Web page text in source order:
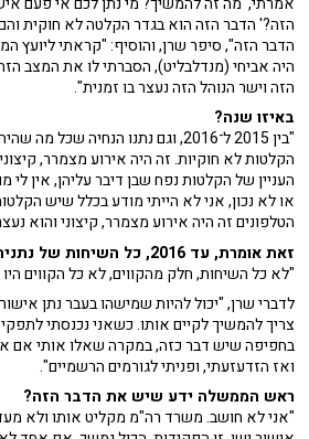
טלפון ממשרד הקב"ט במשרד רה"מ ששואלים
להמשיך להקליט את השיחות בטלפונים של
אמרתי, 'מה זה להמשיך? מי נתן לכם אי פעם
הזה?' הדבר הזה הוא בגדר הקלטה לא חוקית
הדבר הזה", סיפר שרן, והוסיף: "קראתי ליועץ
היה אביחי (מנדלבליט), הסברתי לו את המצב
הזה וישר הנוהל הזה נעצר בו זמנית".
באיזו שנה?
"בין 2015 ל־2016, וגם נתנו הנחיה
העניין של הקלטות נפח שבן דיבר עליהן, אין לי
או לא נכון, אני לא הייתי מודע בכלל שיש
הטלפונים זה היה אירוע מצמרר, קיצוני והוא נעצר
זאת אומרת, עד 2016, כל השיחות של נתניהו הוקלטו?
"לא כל השיחות, חלק מהקווים, לא כל הקווים
לדברי שרן, "יכול להיות שמישהו בעבר נתן
צריך להמשיך לקיים אותו. כשאני נכנסתי
בחפיפה שיש דבר כזה, במקרה שאלו אותי אם
ואז הזדעזעתי, ופניתי לגורמים הרשמיים".